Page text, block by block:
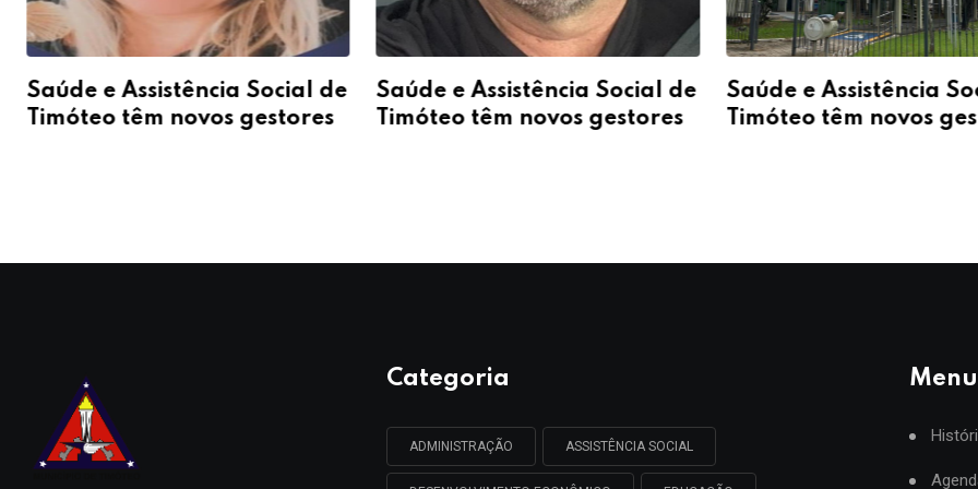
Saúde e Assistência Social de
Timóteo têm novos gestores
Saúde e Assistência Social de
Timóteo têm novos gestores
Saúde e Assistência
Timóteo têm novos
Categoria
ADMINISTRAÇÃO ASSISTÊNCIA SOCIAL
Menu